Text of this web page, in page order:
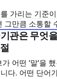
가리는 기준
그만큼 소통할
신뢰로 이어집
는, 그래서 충성
담아, 중앙행
단위로 분석합니
채널의 구독자
관은 무엇
어떤 '말'을
다. 어떤 단어